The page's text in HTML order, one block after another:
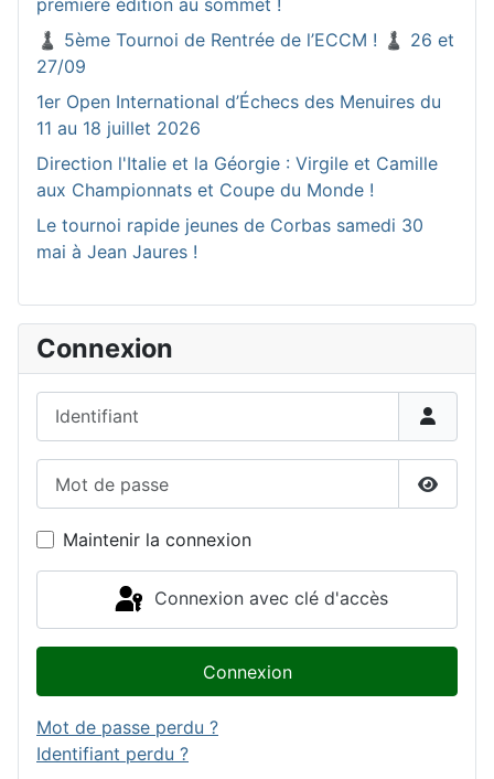
♟️ 5ème Tournoi de Rentrée de l’ECCM ! ♟️ 26 et
27/09
1er Open International d’Échecs des Menuires du
11 au 18 juillet 2026
Direction l'Italie et la Géorgie : Virgile et Camille
aux Championnats et Coupe du Monde !
Le tournoi rapide jeunes de Corbas samedi 30
mai à Jean Jaures !
Connexion
Maintenir la connexion
Connexion avec clé d'accès
Connexion
Mot de passe perdu ?
Identifiant perdu ?